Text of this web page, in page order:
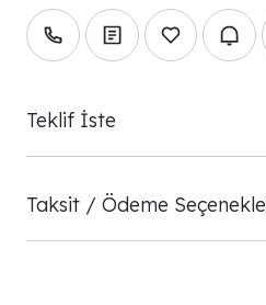
Teklif İste
Taksit / Ödeme